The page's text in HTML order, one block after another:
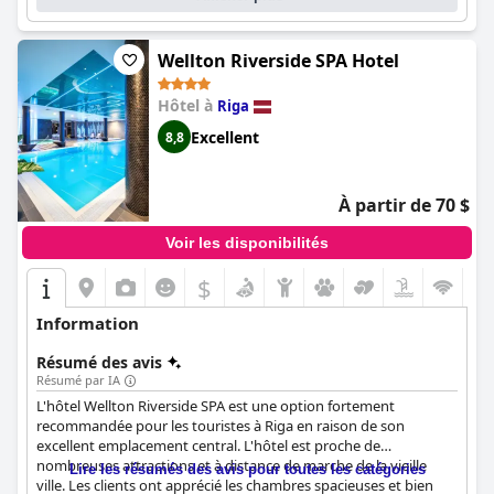
et les lits sont parmi les plus confortables qu'ils aient jamais vus.
Dans l'ensemble, leGrand Hotel Kempinski Rigaest une
destination incontournable pour ceux qui recherchent un
hébergement de luxe à Riga. Il offre une atmosphère
traditionnelle et grandiose associée à des équipements
modernes, ce qui en fait un séjour exceptionnel.
Wellton Riverside SPA Hotel
Hôtel à Riga
8,8 Excellent
À partir de 70 $
Voir les disponibilités
$
Information
Résumé des avis
Résumé par IA
L'hôtel Wellton Riverside SPA est une option fortement
recommandée pour les touristes à Riga en raison de son
excellent emplacement central. L'hôtel est proche de
nombreuses attractions et à distance de marche de la vieille
ville. Les clients ont apprécié les chambres spacieuses et bien
Lire les résumés des avis pour toutes les catégories